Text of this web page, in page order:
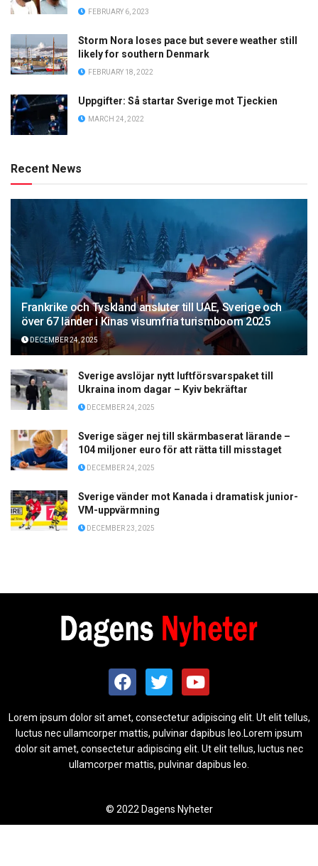
FEBRUARY 6, 2023
Storm Nora loses pace but severe weather still
likely for southern Denmark
FEBRUARY 18, 2022
Uppgifter: Så startar Sverige mot Tjeckien
MARCH 24, 2022
Recent News
Frankrike och Tyskland ansluter till UAE, Sverige och
över 67 länder i Kinas visumfria turismboom 2025
DECEMBER 24, 2025
Sverige avslöjar nytt luftförsvarspaket till
Ukraina inom dagar – Kyiv bekräftar
DECEMBER 24, 2025
Sverige säger nej till skärmbaserat lärande –
104 miljoner euro för att rätta till misstaget
DECEMBER 24, 2025
Sverige vänder mot Kanada i dramatisk junior-
VM-uppvärmning
DECEMBER 23, 2025
Lorem ipsum dolor sit amet, consectetur adipiscing elit. Ut elit tellus,
luctus nec ullamcorper mattis, pulvinar dapibus leo.Lorem ipsum
dolor sit amet, consectetur adipiscing elit. Ut elit tellus, luctus nec
ullamcorper mattis, pulvinar dapibus leo.
© 2022 Dagens Nyheter